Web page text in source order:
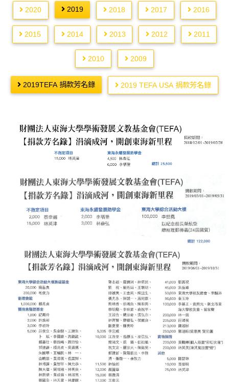
2020 2019 2018 2017 2016
2015 2014 2013 2012 2011
2010 2009
2019TEFA 捐款芳名錄 2019 TEFA USA 捐款芳名錄